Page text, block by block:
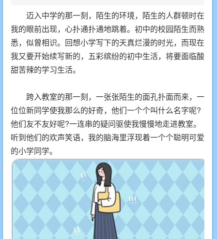
迈入中学的那一刻，陌生的环境，陌生的人群顿时在
我的眼前出现，心扑通扑通地跳着。初中的校园陌生而熟
悉，似曾相识。回想小学写下的天真烂漫的时光，而现在
我又要开始续写新的，五彩缤纷的初中生活，将要面临酸
甜苦辣的学习生活。
跨入教室的那一刻，一张张陌生的面孔扑面而来，一
位位新同学使我那么的好奇，他们一个个叫什么名字呢?
他们友不友好呢?一连串的疑问驱使我慢慢地走进教室。
听到他们的欢声笑语，我的脑海里浮现着一个个聪明可爱
的小学同学。